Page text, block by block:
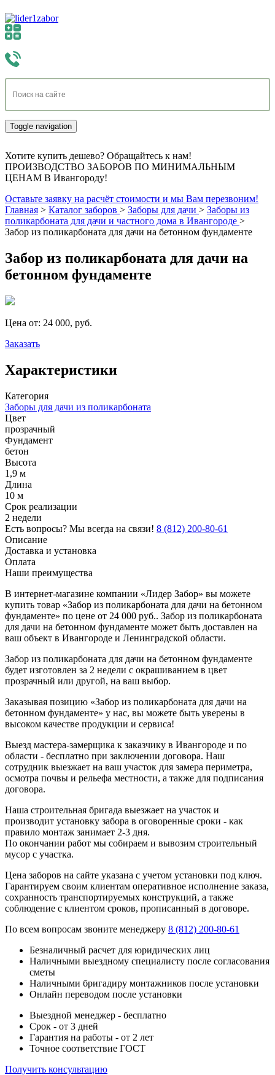
Toggle navigation
Хотите купить дешево? Обращайтесь к нам!
ПРОИЗВОДСТВО ЗАБОРОВ ПО МИНИМАЛЬНЫМ
ЦЕНАМ В Ивангороду!
Оставьте заявку на расчёт стоимости и мы Вам перезвоним!
Главная > Каталог заборов > Заборы для дачи > Заборы из
поликарбоната для дачи и частного дома в Ивангороде >
Забор из поликарбоната для дачи на бетонном фундаменте
Забор из поликарбоната для дачи на
бетонном фундаменте
Цена от: 24 000, руб.
Заказать
Характеристики
Категория
Заборы для дачи из поликарбоната
Цвет
прозрачный
Фундамент
бетон
Высота
1,9 м
Длина
10 м
Срок реализации
2 недели
Есть вопросы? Мы всегда на связи! 8 (812) 200-80-61
Описание
Доставка и установка
Оплата
Наши преимущества
В интернет-магазине компании «Лидер Забор» вы можете
купить товар «Забор из поликарбоната для дачи на бетонном
фундаменте» по цене от 24 000 руб.. Забор из поликарбоната
для дачи на бетонном фундаменте может быть доставлен на
ваш объект в Ивангороде и Ленинградской области.
Забор из поликарбоната для дачи на бетонном фундаменте
будет изготовлен за 2 недели с окрашиванием в цвет
прозрачный или другой, на ваш выбор.
Заказывая позицию «Забор из поликарбоната для дачи на
бетонном фундаменте» у нас, вы можете быть уверены в
высоком качестве продукции и сервиса!
Выезд мастера-замерщика к заказчику в Ивангороде и по
области - бесплатно при заключении договора. Наш
сотрудник выезжает на ваш участок для замера периметра,
осмотра почвы и рельефа местности, а также для подписания
договора.
Наша строительная бригада выезжает на участок и
производит установку забора в оговоренные сроки - как
правило монтаж занимает 2-3 дня.
По окончании работ мы собираем и вывозим строительный
мусор с участка.
Цена заборов на сайте указана с учетом установки под ключ.
Гарантируем своим клиентам оперативное исполнение заказа,
сохранность транспортируемых конструкций, а также
соблюдение с клиентом сроков, прописанный в договоре.
По всем вопросам звоните менеджеру 8 (812) 200-80-61
Безналичный расчет для юридических лиц
Наличными выездному специалисту после согласования
сметы
Наличными бригадиру монтажников после установки
Онлайн переводом после установки
Выездной менеджер - бесплатно
Срок - от 3 дней
Гарантия на работы - от 2 лет
Точное соответствие ГОСТ
Получить консультацию